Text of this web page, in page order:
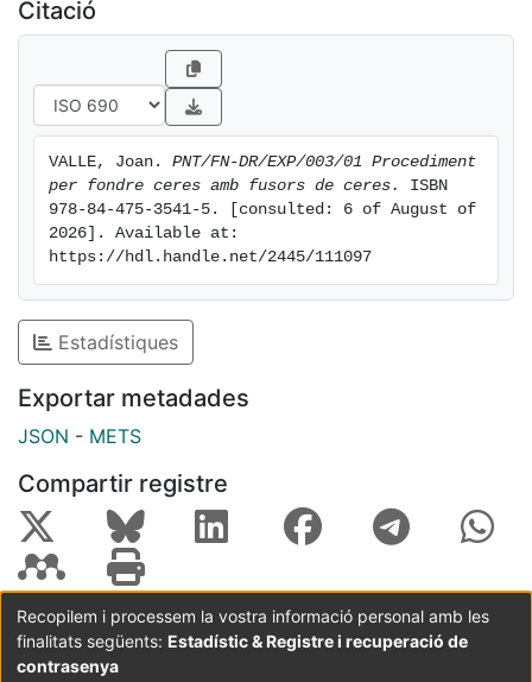
Citació
VALLE, Joan. PNT/FN-DR/EXP/003/01 Procediment
per fondre ceres amb fusors de ceres.
ISBN
978-84-475-3541-5. [consulted: 6 of August of
2026]. Available at:
https://hdl.handle.net/2445/111097
Estadístiques
Exportar metadades
JSON - METS
Compartir registre
Coordinació:CRAI UB Avís legal
Metadades
subjectes a:
Recopilem i processem la vostra informació personal amb les
finalitats següents: Estadístic & Registre i recuperació de
contrasenya